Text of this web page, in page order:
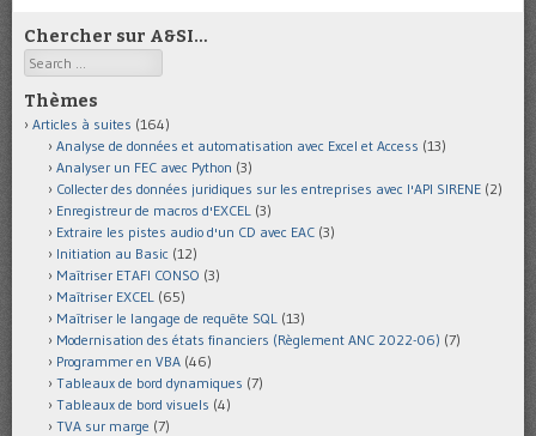
Chercher sur A&SI…
Search
Thèmes
Articles à suites (164)
Analyse de données et automatisation avec Excel et Access (13)
Analyser un FEC avec Python (3)
Collecter des données juridiques sur les entreprises avec l'API SIRENE (2)
Enregistreur de macros d'EXCEL (3)
Extraire les pistes audio d'un CD avec EAC (3)
Initiation au Basic (12)
Maîtriser ETAFI CONSO (3)
Maîtriser EXCEL (65)
Maîtriser le langage de requête SQL (13)
Modernisation des états financiers (Règlement ANC 2022-06) (7)
Programmer en VBA (46)
Tableaux de bord dynamiques (7)
Tableaux de bord visuels (4)
TVA sur marge (7)